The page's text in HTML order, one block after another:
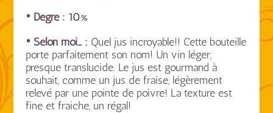
• Degré : 10%
• Selon moi… : Quel jus incroyable!! Cette bouteille
porte parfaitement son nom! Un vin léger,
presque translucide. Le jus est gourmand à
souhait, comme un jus de fraise, légèrement
relevé par une pointe de poivre! La texture est
fine et fraiche, un régal!